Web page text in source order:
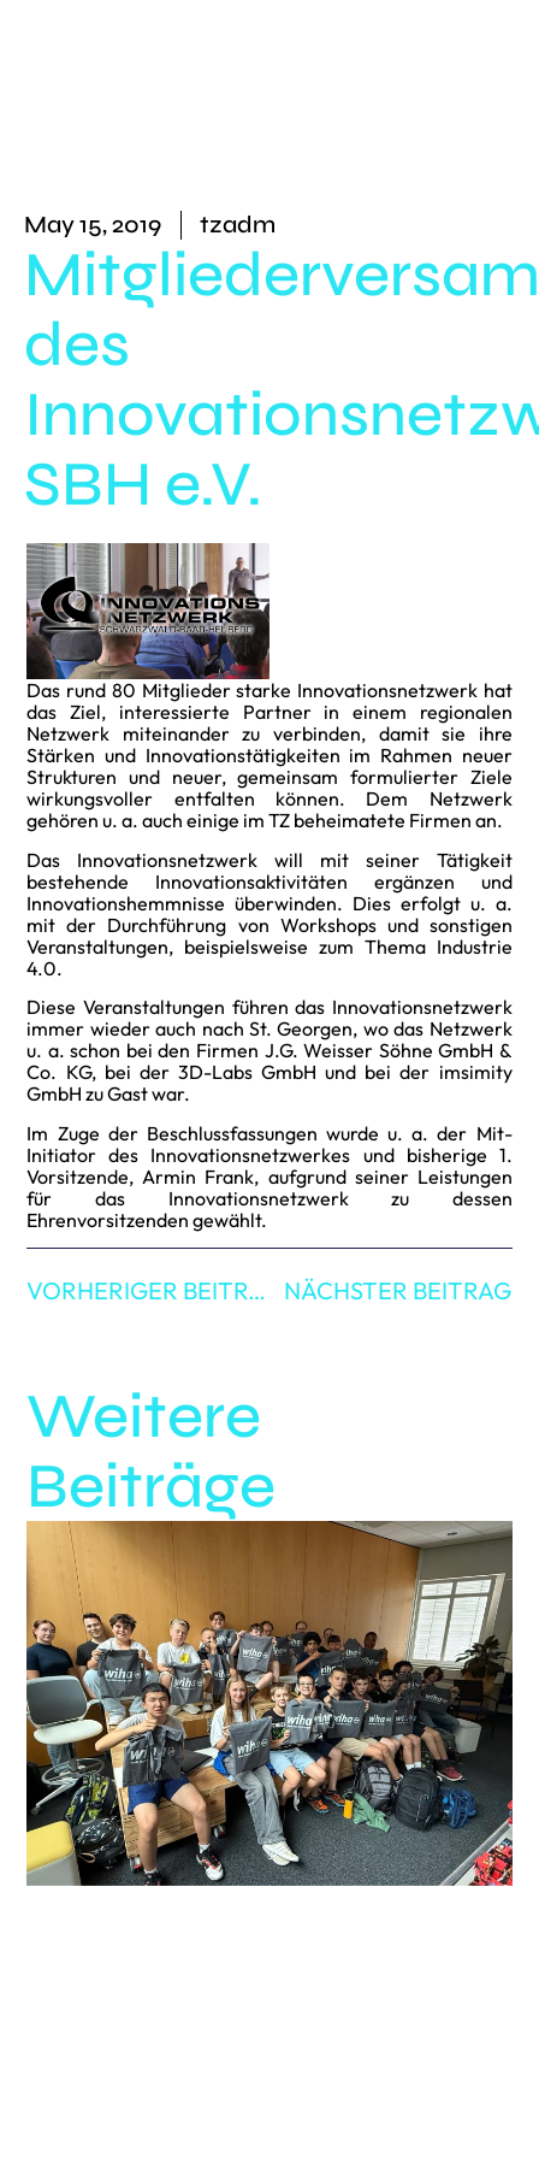
May 15, 2019 tzadm
des
SBH e.V.
Das rund 80 Mitglieder starke Innovationsnetzwerk hat
das Ziel, interessierte Partner in einem regionalen
Netzwerk miteinander zu verbinden, damit sie ihre
Stärken und Innovationstätigkeiten im Rahmen neuer
Strukturen und neuer, gemeinsam formulierter Ziele
wirkungsvoller entfalten können. Dem Netzwerk
gehören u. a. auch einige im TZ beheimatete Firmen an.
Das Innovationsnetzwerk will mit seiner Tätigkeit
bestehende Innovationsaktivitäten ergänzen und
Innovationshemmnisse überwinden. Dies erfolgt u. a.
mit der Durchführung von Workshops und sonstigen
Veranstaltungen, beispielsweise zum Thema Industrie
4.0.
Diese Veranstaltungen führen das Innovationsnetzwerk
immer wieder auch nach St. Georgen, wo das Netzwerk
u. a. schon bei den Firmen J.G. Weisser Söhne GmbH &
Co. KG, bei der 3D-Labs GmbH und bei der imsimity
GmbH zu Gast war.
Im Zuge der Beschlussfassungen wurde u. a. der Mit-
Initiator des Innovationsnetzwerkes und bisherige 1.
Vorsitzende, Armin Frank, aufgrund seiner Leistungen
für das Innovationsnetzwerk zu dessen
Ehrenvorsitzenden gewählt.
VORHERIGER BEITRAG NÄCHSTER BEITRAG
Weitere
Beiträge